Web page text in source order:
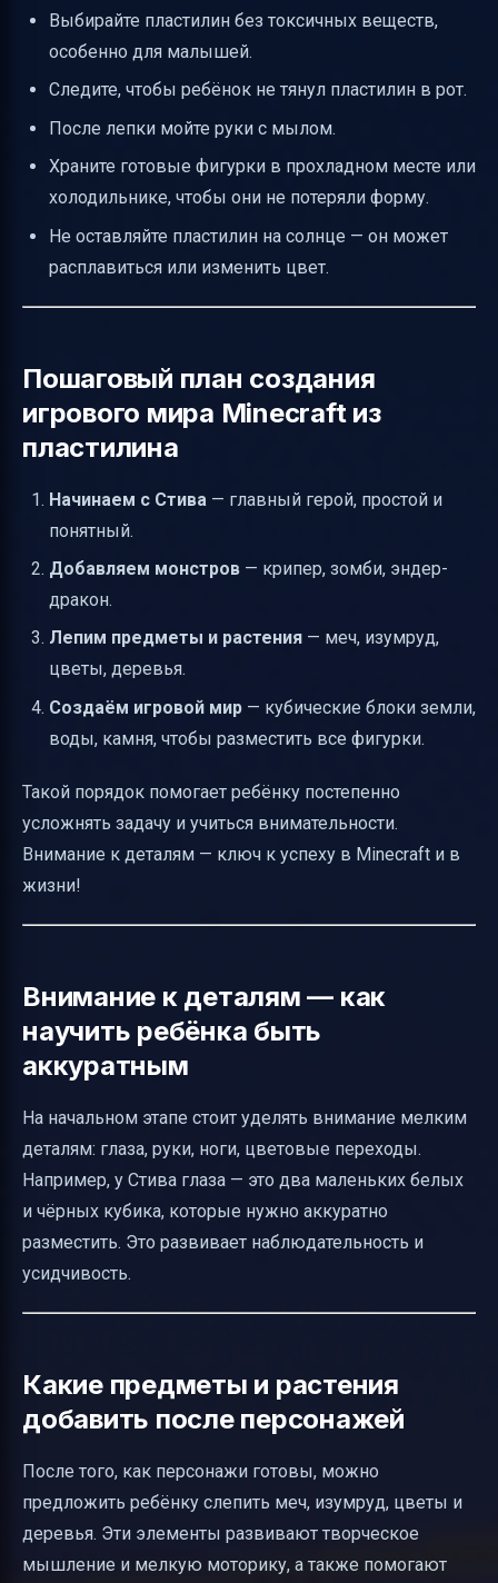
Выбирайте пластилин без токсичных веществ,
особенно для малышей.
Следите, чтобы ребёнок не тянул пластилин в рот.
После лепки мойте руки с мылом.
Храните готовые фигурки в прохладном месте или
холодильнике, чтобы они не потеряли форму.
Не оставляйте пластилин на солнце — он может
расплавиться или изменить цвет.
Пошаговый план создания
игрового мира Minecraft из
пластилина
Начинаем с Стива — главный герой, простой и
понятный.
Добавляем монстров — крипер, зомби, эндер-
дракон.
Лепим предметы и растения — меч, изумруд,
цветы, деревья.
Создаём игровой мир — кубические блоки земли,
воды, камня, чтобы разместить все фигурки.
Такой порядок помогает ребёнку постепенно
усложнять задачу и учиться внимательности.
Внимание к деталям — ключ к успеху в Minecraft и в
жизни!
Внимание к деталям — как
научить ребёнка быть
аккуратным
На начальном этапе стоит уделять внимание мелким
деталям: глаза, руки, ноги, цветовые переходы.
Например, у Стива глаза — это два маленьких белых
и чёрных кубика, которые нужно аккуратно
разместить. Это развивает наблюдательность и
усидчивость.
Какие предметы и растения
добавить после персонажей
После того, как персонажи готовы, можно
предложить ребёнку слепить меч, изумруд, цветы и
деревья. Эти элементы развивают творческое
мышление и мелкую моторику, а также помогают